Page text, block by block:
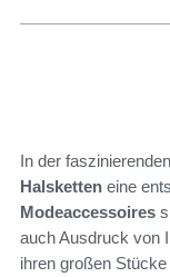
In der
Halsketten eine
Modeaccessoires
auch Ausdruck von
ihren großen